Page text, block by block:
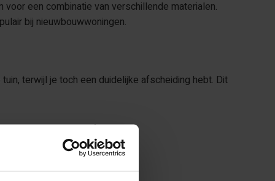
een combinatie van verschillende materialen.
bij nieuwbouwwoningen.
terwijl je toch een duidelijke afscheiding hebt. Dit
dit altijd vooraf.